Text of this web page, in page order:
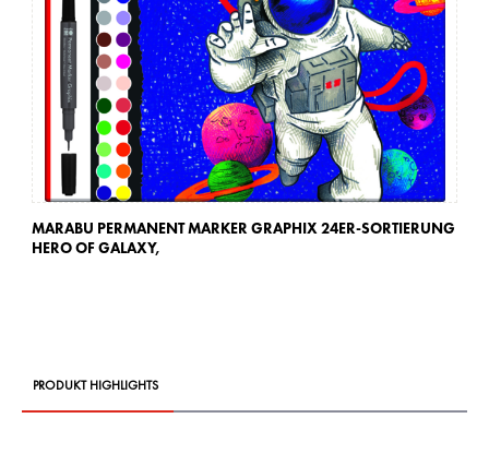
MARABU PERMANENT MARKER GRAPHIX 24ER-SORTIERUNG
HERO OF GALAXY,
PRODUKT HIGHLIGHTS